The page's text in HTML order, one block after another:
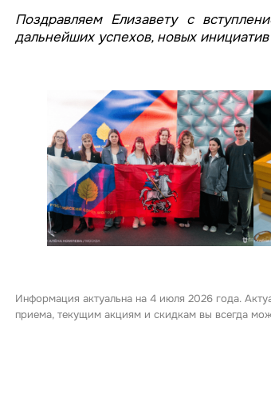
Поздравляем Елизавету с
дальнейших успехов, новых
Информация актуальна на 4 июля 2026 года.
приема, текущим акциям и скидкам вы всегда